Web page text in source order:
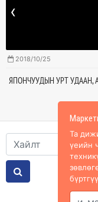
2018/10/25
ЯПОНЧУУДЫН УРТ УДААН,
‹
Та
үеийн